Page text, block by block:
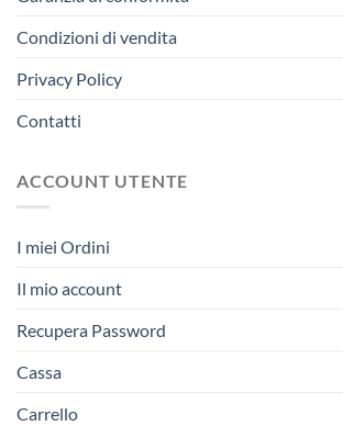
Condizioni di vendita
Privacy Policy
Contatti
ACCOUNT UTENTE
I miei Ordini
Il mio account
Recupera Password
Cassa
Carrello